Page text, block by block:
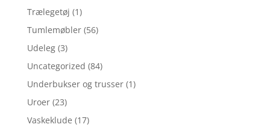
Trælegetøj (1)
Tumlemøbler (56)
Udeleg (3)
Uncategorized (84)
Underbukser og trusser (1)
Uroer (23)
Vaskeklude (17)